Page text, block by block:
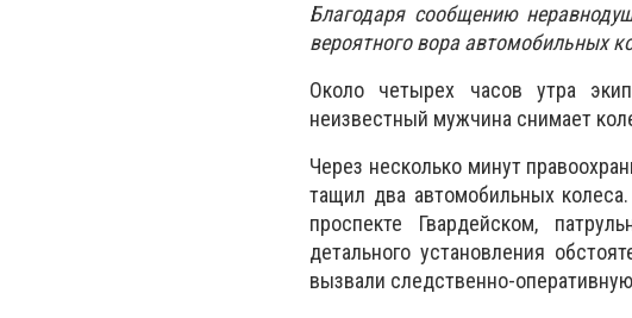
Благодаря сообщению
вероятного вора автомобильных
Около четырех часов утра
неизвестный мужчина снимает
Через несколько минут
тащил два автомобильных
проспекте Гвардейском,
детального установления
вызвали следственно-